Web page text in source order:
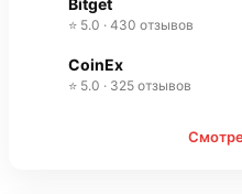
⭐ 5.0 · 430 отзывов
CoinEx
⭐ 5.0 · 325 отзывов